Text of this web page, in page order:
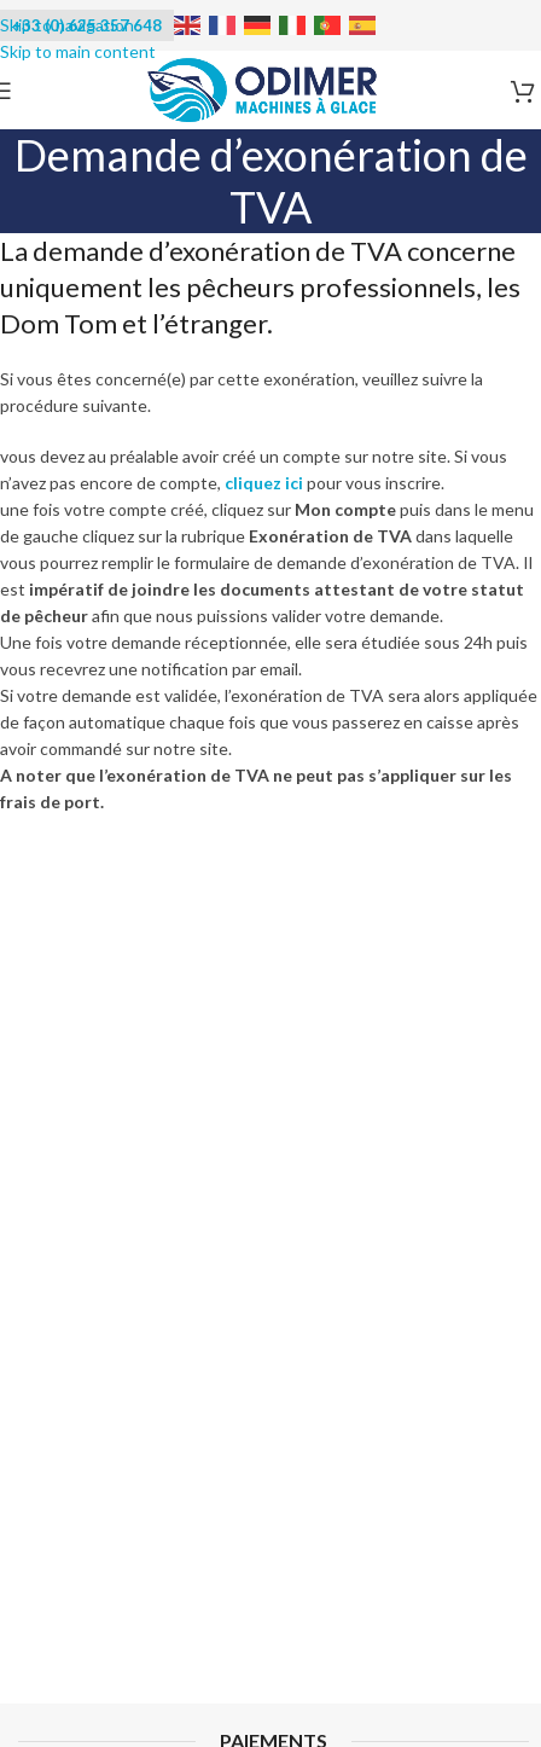
Crédit | Leasing | LOA
Nous vous proposons de vous accompagner pour le
financement, le crédit bail (leasing) et la location
avec option d’achat (LOA).
Pour bénéficier de cet accompagnement et en
connaître les modalités, contactez-nous
+33 (0) 625 357 648
Demande d’exonération de
TVA
La demande d’exonération de TVA concerne
uniquement les pêcheurs professionnels, les
Dom Tom et l’étranger.
Si vous êtes concerné(e) par cette exonération, veuillez suivre la
procédure suivante.
vous devez au préalable avoir créé un compte sur notre site. Si vous
n’avez pas encore de compte, cliquez ici pour vous inscrire.
une fois votre compte créé, cliquez sur Mon comptepuis dans le menu
de gauche cliquez sur la rubrique Exonération de TVAdans laquelle
vous pourrez remplir le formulaire de demande d’exonération de TVA. Il
est impératif de joindre les documents attestant de votre statut
de pêcheurafin que nous puissions valider votre demande.
Une fois votre demande réceptionnée, elle sera étudiée sous 24h puis
vous recevrez une notification par email.
Si votre demande est validée, l’exonération de TVA sera alors appliquée
de façon automatique chaque fois que vous passerez en caisse après
avoir commandé sur notre site.
A noter que l’exonération de TVA ne peut pas s’appliquer sur les
frais de port.
PAIEMENTS